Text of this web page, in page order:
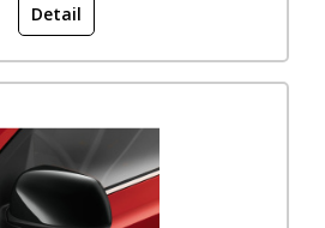
Detail